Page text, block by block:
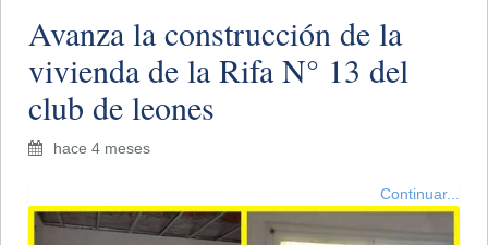
Avanza la construcción de la
vivienda de la Rifa N° 13 del
club de leones
hace 4 meses
Continuar...